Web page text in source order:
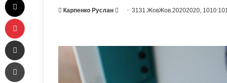
Карпенко Руслан
Send3131.ЖовЖов.20202020,